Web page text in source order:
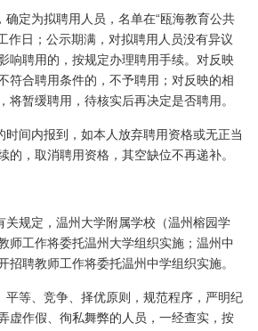
确定为拟聘用人员，名单在“ 瓯海教育公共
作日；公示期满，对拟聘用人员没有异议
响聘用的，按规定办理聘用手续。对反映
符合聘用条件的，不予聘用；对反映的相
将暂缓聘用，待核实后再决定是否聘用。
时间内报到，如本人放弃聘用资格或无正当
的，取消聘用资格，其空缺位不再递补。
关规定，温州大学附属学校（温州榕园学
师工作将委托温州大学组织实施；温州中
招聘教师工作将委托温州中学组织实施。
平等、竞争、择优原则，规范程序，严明纪
虚作假、徇私舞弊的人员，一经查实，按